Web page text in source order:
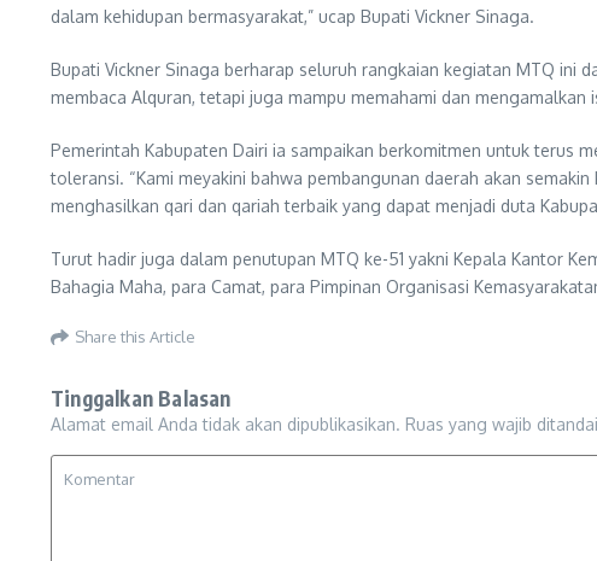
dalam kehidupan bermasyarakat,” ucap Bupati Vickner Sinaga.
Bupati Vickner Sinaga berharap seluruh rangkaian kegiatan MTQ ini
membaca Alquran, tetapi juga mampu memahami dan mengamalkan
Pemerintah Kabupaten Dairi ia sampaikan berkomitmen untuk terus
toleransi. “Kami meyakini bahwa pembangunan daerah akan
menghasilkan qari dan qariah terbaik yang dapat menjadi duta
Turut hadir juga dalam penutupan MTQ ke-51 yakni Kepala Kantor
Bahagia Maha, para Camat, para Pimpinan Organisasi
Share this Article
Tinggalkan Balasan
Alamat email Anda tidak akan dipublikasikan. Ruas yang wajib ditandai